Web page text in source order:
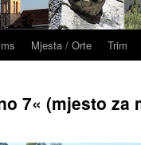
Mjesta / Orte Trim
7« (mjesto za